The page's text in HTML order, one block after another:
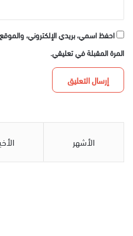
احفظ اسمي، بريدي الإلكتروني،
المرة المقبلة في تعليقي.
الأشهر